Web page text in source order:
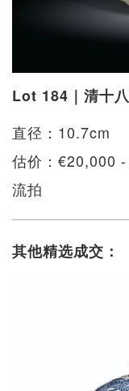
Lot 184｜清十
直径：10.7cm
估价：€20,000
流拍
其他精选成交：